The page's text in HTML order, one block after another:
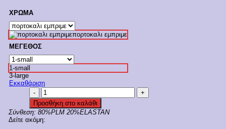
ΧΡΩΜΑ
πορτοκαλι εμπριμε
ΜΕΓΕΘΟΣ
1-small
3-large
Εκκαθάριση
Blu4U
Τρίγωνο
Σουτιέν
Μπικίνι
Διπλής
Προσθήκη στο καλάθι
Σύνθεση: 80%PLM 20%ELASTAN
Δείτε ακόμη: